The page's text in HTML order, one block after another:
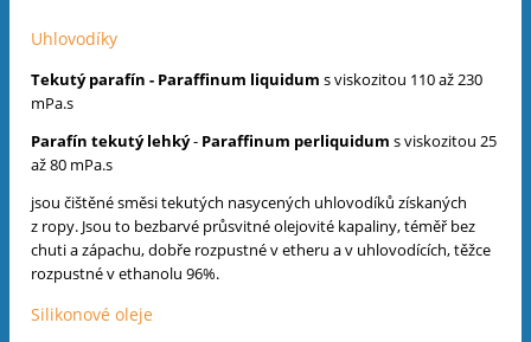
Uhlovodíky
Tekutý parafín - Paraffinum liquidum s viskozitou 110 až 230
mPa.s
Parafín tekutý lehký- Paraffinum perliquidum s viskozitou 25
až 80 mPa.s
jsou čištěné směsi tekutých nasycených uhlovodíků získaných
z ropy. Jsou to bezbarvé průsvitné olejovité kapaliny, téměř bez
chuti a zápachu, dobře rozpustné v etheru a v uhlovodících, těžce
rozpustné v ethanolu 96%.
Silikonové oleje